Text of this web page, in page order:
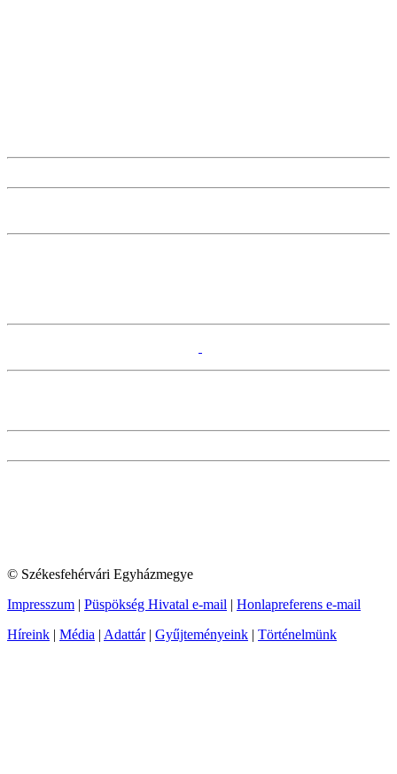
© Székesfehérvári Egyházmegye
Impresszum | Püspökség Hivatal e-mail | Honlapreferens e-mail
Híreink | Média | Adattár| Gyűjteményeink | Történelmünk